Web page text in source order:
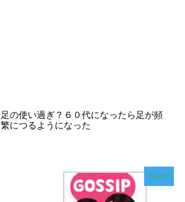
足の使い過ぎ？６０代になったら足が頻
繁につるようになった